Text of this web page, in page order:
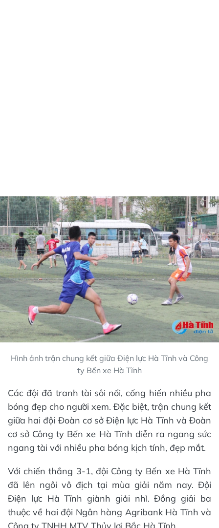
Hình ảnh trận chung kết giữa Điện lực Hà Tĩnh và Công
ty Bến xe Hà Tĩnh
Các đội đã tranh tài sôi nổi, cống hiến nhiều pha
bóng đẹp cho người xem. Đặc biệt, trận chung kết
giữa hai đội Đoàn cơ sở Điện lực Hà Tĩnh và Đoàn
cơ sở Công ty Bến xe Hà Tĩnh diễn ra ngang sức
ngang tài với nhiều pha bóng kịch tính, đẹp mắt.
Với chiến thắng 3-1, đội Công ty Bến xe Hà Tĩnh
đã lên ngôi vô địch tại mùa giải năm nay. Đội
Điện lực Hà Tĩnh giành giải nhì. Đồng giải ba
thuộc về hai đội Ngân hàng Agribank Hà Tĩnh và